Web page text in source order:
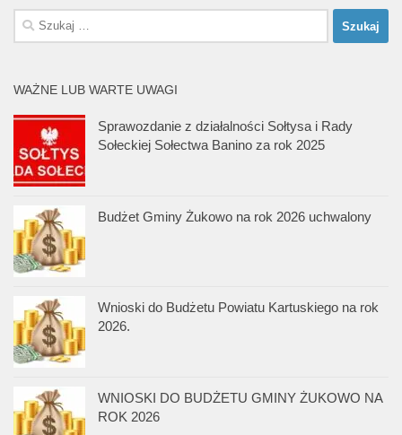
Szukaj:
WAŻNE LUB WARTE UWAGI
Sprawozdanie z działalności Sołtysa i Rady
Sołeckiej Sołectwa Banino za rok 2025
Budżet Gminy Żukowo na rok 2026 uchwalony
Wnioski do Budżetu Powiatu Kartuskiego na rok
2026.
WNIOSKI DO BUDŻETU GMINY ŻUKOWO NA
ROK 2026